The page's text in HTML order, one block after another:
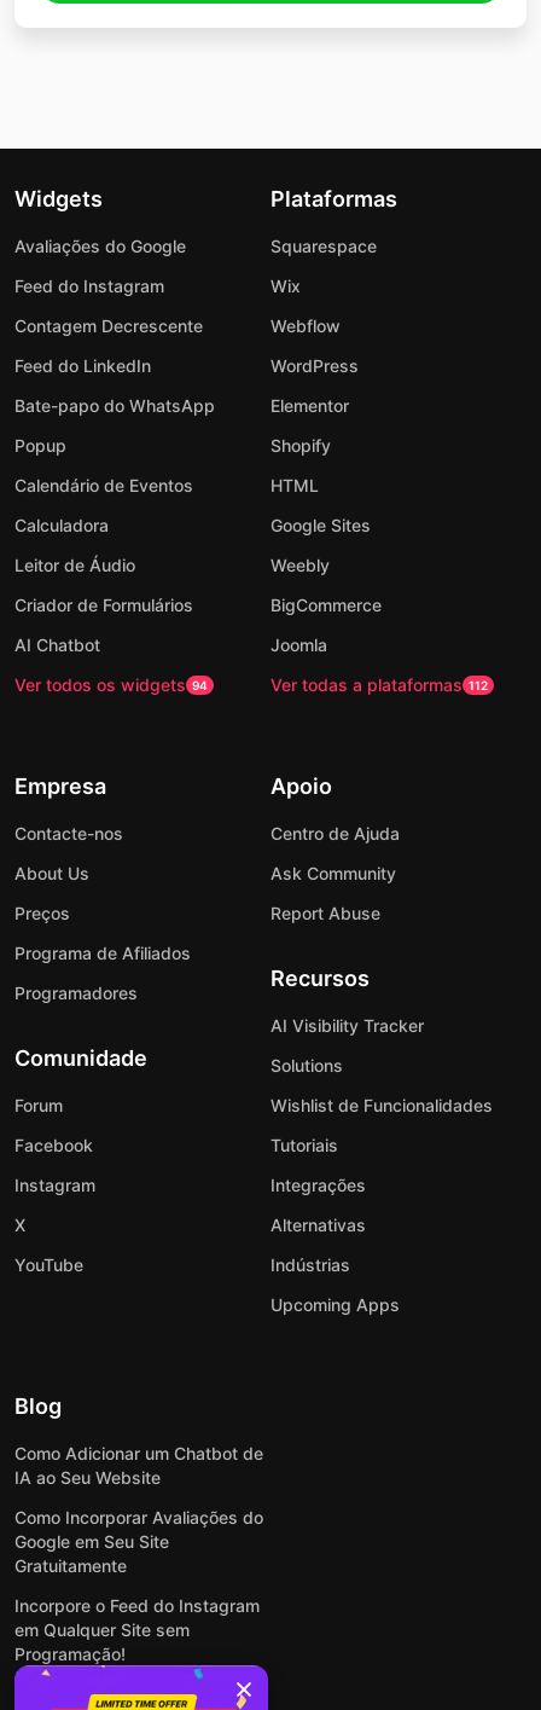
Widgets
Avaliações do Google
Feed do Instagram
Contagem Decrescente
Feed do LinkedIn
Bate-papo do WhatsApp
Popup
Calendário de Eventos
Calculadora
Leitor de Áudio
Criador de Formulários
AI Chatbot
Ver todos os widgets 94
Plataformas
Squarespace
Wix
Webflow
WordPress
Elementor
Shopify
HTML
Google Sites
Weebly
BigCommerce
Joomla
Ver todas a plataformas 112
Empresa
Contacte-nos
About Us
Preços
Programa de Afiliados
Programadores
Comunidade
Forum
Facebook
Instagram
X
YouTube
Apoio
Centro de Ajuda
Ask Community
Report Abuse
Recursos
AI Visibility Tracker
Solutions
Wishlist de Funcionalidades
Tutoriais
Integrações
Alternativas
Indústrias
Upcoming Apps
Blog
Como Adicionar um Chatbot de
IA ao Seu Website
Como Incorporar Avaliações do
Google em Seu Site
Gratuitamente
Incorpore o Feed do Instagram
em Qualquer Site sem
Programação!
Como Incorporar Formulários